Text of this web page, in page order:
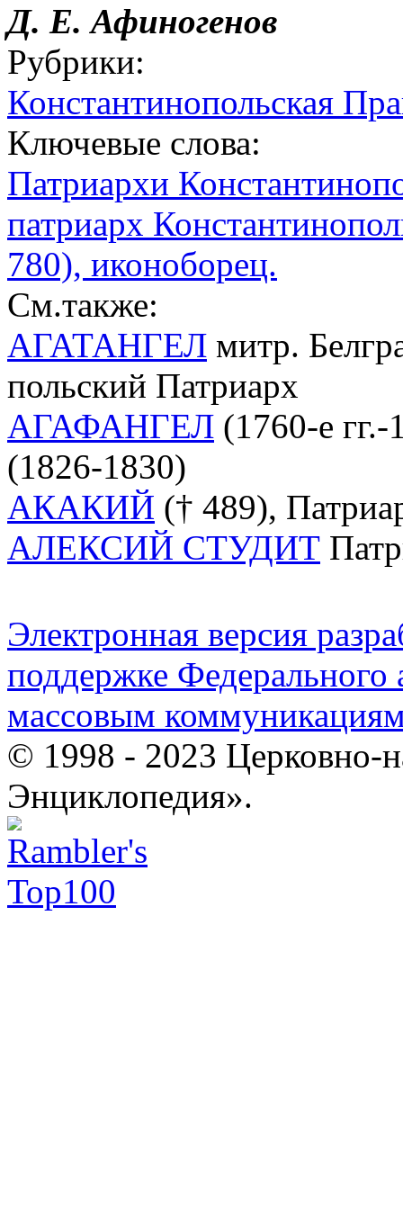
Д. Е. Афиногенов
Рубрики:
Константинопольская
Ключевые слова:
Патриархи
патриарх
780), иконоборец.
См.также:
АГАТАНГЕЛ митр.
польский Патриарх
АГАФАНГЕЛ (1760-е
(1826-1830)
АКАКИЙ († 489),
АЛЕКСИЙ СТУДИТ
Электронная версия
поддержке Федерального
массовым
© 1998 - 2023 Церковно-
Энциклопедия».